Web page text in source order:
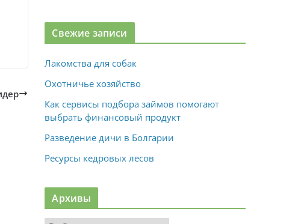
Свежие записи
Лакомства для собак
Охотничье хозяйство
Как сервисы подбора займов помогают
выбрать финансовый продукт
Разведение дичи в Болгарии
Ресурсы кедровых лесов
Архивы